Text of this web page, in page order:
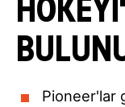
Pioneer'lar